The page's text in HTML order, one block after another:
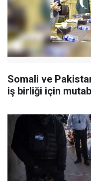
Somali ve
iş birliği için